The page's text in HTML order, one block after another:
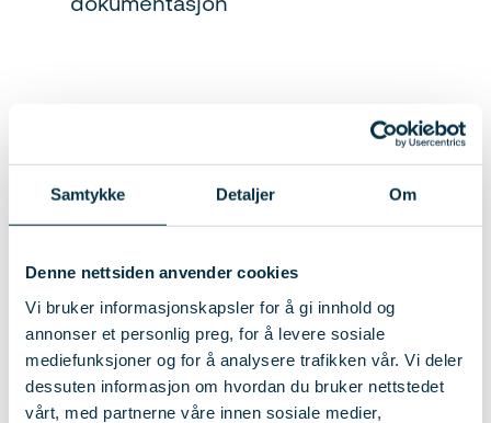
Samtykke Detaljer Om
Denne nettsiden anvender cookies
Vi bruker informasjonskapsler for å gi innhold og
annonser et personlig preg, for å levere sosiale
mediefunksjoner og for å analysere trafikken vår. Vi deler
dessuten informasjon om hvordan du bruker nettstedet
vårt, med partnerne våre innen sosiale medier,
Hvem passer tilstandsanalyse av bolig
Slik gjennomføres kurset
Seminarer via webinar høsten 2026
Muligheter etter kurset
Hva trenger du?
Kostnad, fakturering og finansiering